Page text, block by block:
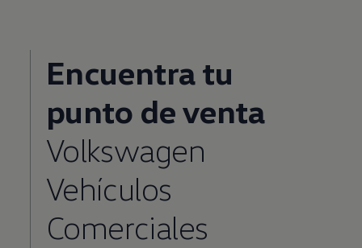
Encuentra tu
punto de venta
Volkswagen
Vehículos
Comerciales